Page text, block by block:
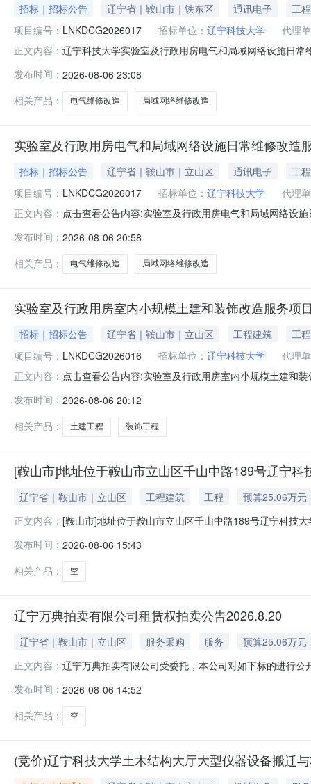
招标｜招标公告 辽宁省｜鞍山市｜铁东区 通讯电子
工程
项目编号： LNKDCG2026017 招标单位： 辽宁科技大学
代理
正文内容： 辽宁科技大学实验室及行政用房电气和局域网络设施日
目编号：LNKDCG2026017项目名称：实验室及行政用
算金额：180,00
发布时间： 2026-08-06 23:08
相关产品：
电气维修改造 局域网络维修改造
实验室及行政用房电气和局域网络设施日常维修改造
招标｜招标公告 辽宁省｜鞍山市｜立山区 通讯电子
工程
项目编号： LNKDCG2026017 招标单位： 辽宁科技大学
代理
正文内容： 点击查看公告内容:实验室及行政用房电气和局域网络设
发布时间： 2026-08-06 20:58
相关产品：
电气维修改造 局域网络维修改造
实验室及行政用房室内小规模土建和装饰改造服务项
招标｜招标公告 辽宁省｜鞍山市｜立山区 工程建筑
工程
项目编号： LNKDCG2026016 招标单位： 辽宁科技大学
代理
正文内容： 点击查看公告内容:实验室及行政用房室内小规模土建和
发布时间： 2026-08-06 20:12
相关产品：
土建工程 装饰工程
[鞍山市]地址位于鞍山市立山区千山中路189号辽宁
辽宁省｜鞍山市｜立山区 工程建筑 工程
预算25.06万元
正文内容： [鞍山市]地址位于鞍山市立山区千山中路189号辽宁科技
㎡）年租赁权拍卖项目进行国内公开网络竞价交易。一
区千山中路189号
发布时间： 2026-08-06 15:43
相关产品：
空
辽宁万典拍卖有限公司租赁权拍卖公告2026.8.20
辽宁省｜鞍山市｜立山区 服务采购 服务
预算25.06万元
正文内容： 辽宁万典拍卖有限公司受委托，本公司对如下标的进行
发店，面积约24㎡，起拍价：7,440元/年，保证金：
起拍价：
发布时间： 2026-08-06 14:52
相关产品：
空
(竞价)辽宁科技大学土木结构大厅大型仪器设备搬迁